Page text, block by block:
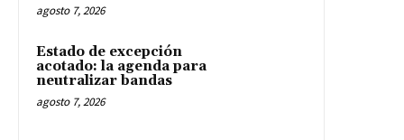
agosto 7, 2026
Estado de excepción
acotado: la agenda para
neutralizar bandas
agosto 7, 2026